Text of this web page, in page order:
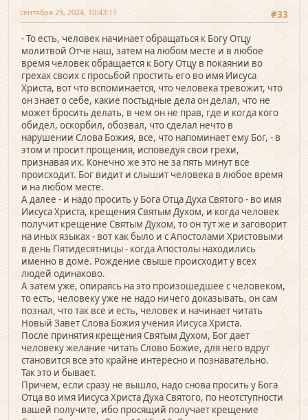
#33
сентября 29, 2024, 10:43:11
- То есть, человек начинает обращаться к Богу Отцу
молитвой Отче наш, затем на любом месте и в любое
время человек обращается к Богу Отцу в покаянии во
грехах своих с просьбой простить его во имя Иисуса
Христа, вот что вспоминается, что человека тревожит, что
он знает о себе, какие постыдные дела он делал, что не
может бросить делать, в чем он не прав, где и когда кого
обидел, оскорбил, обозвал, что сделал нечто в
нарушении Слова Божия, все, что напоминает ему Бог, - в
этом и просит прощения, исповедуя свои грехи,
признавая их. Конечно же это не за пять минут все
происходит. Бог видит и слышит человека в любое время
и на любом месте.
А далее - и надо просить у Бога Отца Духа Святого - во имя
Иисуса Христа, крещения Святым Духом, и когда человек
получит крещение Святым Духом, то он тут же и заговорит
на иных языках - вот как было и с Апостолами Христовыми
в день Пятидесятницы - когда Апостолы находились
именно в доме. Рождение свыше происходит у всех
людей одинаково.
А затем уже, опираясь на это произошедшее с человеком,
то есть, человеку уже не надо ничего доказывать, он сам
познал, что так все и есть, человек и начинает читать
Новый Завет Слова Божия учения Иисуса Христа.
После принятия крещения Святым Духом, Бог дает
человеку желание читать Слово Божие, для него вдруг
становится все это крайне интересно и познавательно.
Так это и бывает.
Причем, если сразу не вышло, надо снова просить у Бога
Отца во имя Иисуса Христа Духа Святого, по неотступности
вашей получите, ибо просящий получает крещение